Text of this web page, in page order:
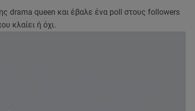
drama queen και έβαλε ένα poll στους followers
κλαίει ή όχι.